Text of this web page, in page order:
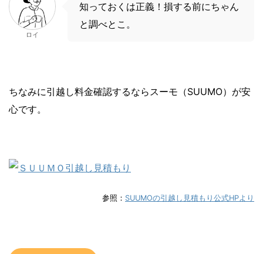
ロイ
知っておくは正義！損する前にちゃん
と調べとこ。
ちなみに引越し料金確認するならスーモ（SUUMO）が安
心です。
参照： SUUMOの引越し見積もり公式HPより